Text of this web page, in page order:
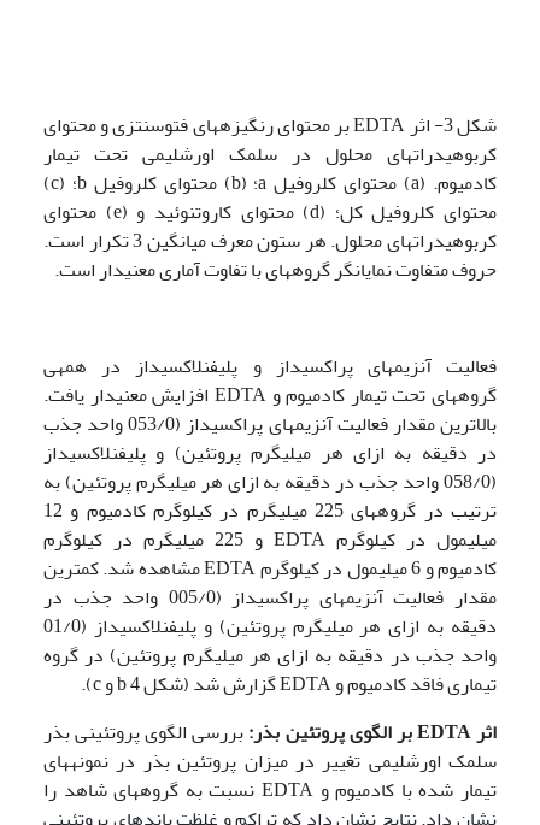
شکل 3- اثر EDTA بر محتوای رنگیزه­های فتوسنتزی و محتوای
کربوهیدرات­های محلول در سلمک اورشلیمی تحت تیمار
کادمیوم. (a) محتوای کلروفیل a؛ (b) محتوای کلروفیل b؛ (c)
محتوای کلروفیل کل؛ (d) محتوای کاروتنوئید و (e) محتوای
کربوهیدرات­های محلول. هر ستون معرف میانگین 3 تکرار است.
حروف متفاوت نمایانگر گروه­های با تفاوت آماری معنی­دار است.
فعالیت آنزیم­های پراکسیداز و پلی­فنل­اکسیداز در همه­ی
گروههای تحت تیمار کادمیوم و EDTA افزایش معنی­دار یافت.
بالاترین مقدار فعالیت آنزیم­های پراکسیداز (053/0 واحد جذب
در دقیقه به ازای هر میلی­گرم پروتئین) و پلی­فنل­اکسیداز
(058/0 واحد جذب در دقیقه به ازای هر میلی­گرم پروتئین) به
ترتیب در گروه­های 225 میلی­گرم در کیلوگرم کادمیوم و 12
میلی­مول در کیلوگرم EDTA و 225 میلی­گرم در کیلوگرم
کادمیوم و 6 میلی­مول در کیلوگرم EDTA مشاهده شد. کمترین
مقدار فعالیت آنزیم­های پراکسیداز (005/0 واحد جذب در
دقیقه به ازای هر میلی­گرم پروتئین) و پلی­فنل­اکسیداز (01/0
واحد جذب در دقیقه به ازای هر میلی­گرم پروتئین) در گروه
تیماری فاقد کادمیوم و EDTA گزارش شد (شکل 4 b و c).
اثرEDTAبر الگوی پروتئین بذر:بررسی الگوی پروتئینی بذر
سلمک اورشلیمی تغییر در میزان پروتئین بذر در نمونه­های
تیمار شده با کادمیوم و EDTA نسبت به گروه­های شاهد را